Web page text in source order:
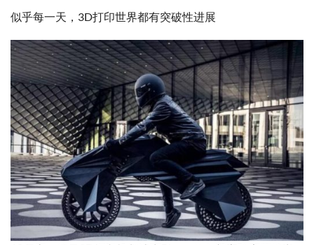
似乎每一天，3D打印世界都有突破性进展